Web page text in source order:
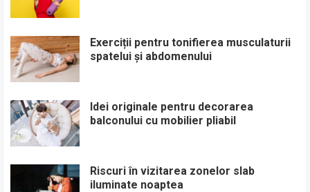
Exerciții pentru tonifierea musculaturii
spatelui și abdomenului
Idei originale pentru decorarea
balconului cu mobilier pliabil
Riscuri în vizitarea zonelor slab
iluminate noaptea